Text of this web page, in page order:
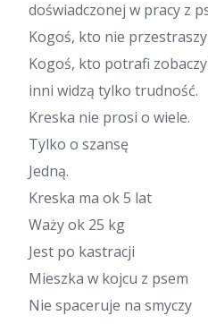
doświadczonej w pracy z
Kogoś, kto nie
Kogoś, kto potrafi
inni widzą tylko trudność.
Kreska nie prosi o wiele.
Tylko o szansę
Jedną.
Kreska ma ok 5 lat
Waży ok 25 kg
Jest po kastracji
Mieszka w kojcu z psem
Nie spaceruje na smyczy